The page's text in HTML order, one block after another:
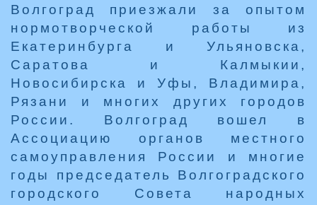
Волгоград приезжали за опытом
нормотворческой работы из
Екатеринбурга и Ульяновска,
Саратова и Калмыкии,
Новосибирска и Уфы, Владимира,
Рязани и многих других городов
России. Волгоград вошел в
Ассоциацию органов местного
самоуправления России и многие
годы председатель Волгоградского
городского Совета народных